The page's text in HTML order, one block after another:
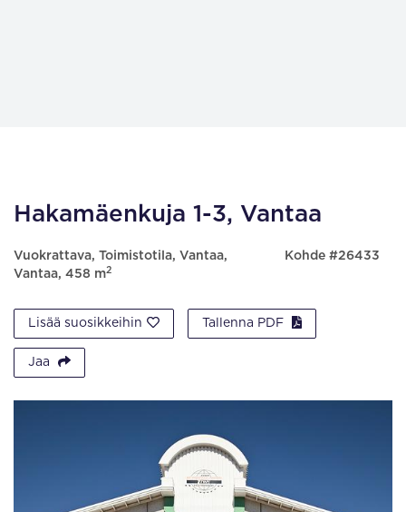
Hakamäenkuja 1-3, Vantaa
Vuokrattava, Toimistotila, Vantaa,
Vantaa, 458 m2
Kohde #26433
Lisää suosikkeihin Tallenna PDF
Jaa